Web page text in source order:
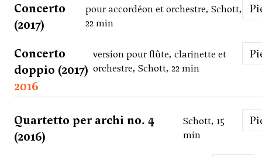
Concerto
(2017)
pour accordéon et orchestre, Schott,
22 min
Concerto
doppio (2017)
version pour flûte, clarinette et
orchestre, Schott, 22 min
2016
Quartetto per archi no. 4
(2016)
Schott, 15
min